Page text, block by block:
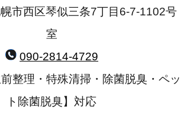
市西区琴似三条7丁目6-7-1102号
室
090-2814-4729
前整理・特殊清掃・除菌脱臭・ペッ
ト除菌脱臭】対応